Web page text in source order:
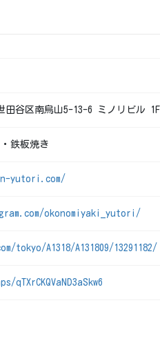
田谷区南烏山5-13-6 ミノリビル 1F
鉄板焼き
yutori.com/
okonomiyaki_yutori/
tokyo/A1318/A131809/13291182/